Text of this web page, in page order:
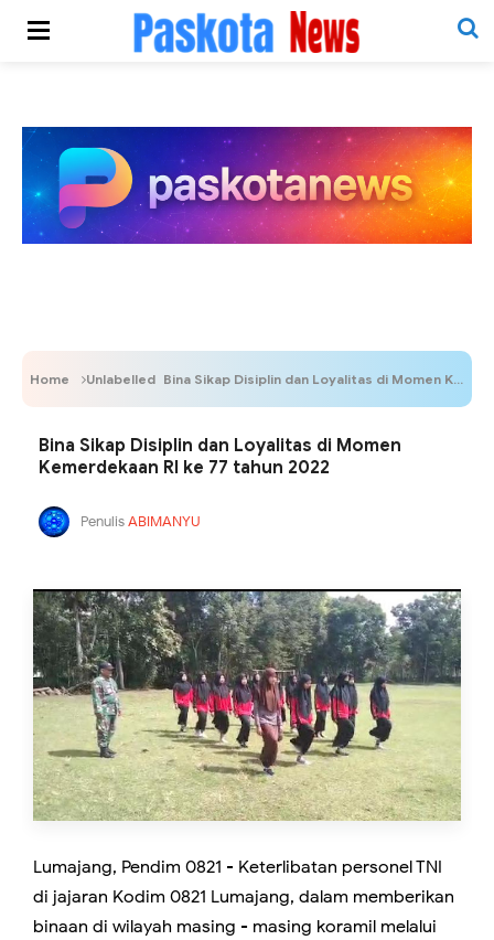
Home Unlabelled Bina Sikap Disiplin dan Loyalitas di Momen Kemerdekaan RI ke 77 tahun 2022
Bina Sikap Disiplin dan Loyalitas di Momen
Kemerdekaan RI ke 77 tahun 2022
PenulisABIMANYU
Lumajang, Pendim 0821 - Keterlibatan personel TNI
di jajaran Kodim 0821 Lumajang, dalam memberikan
binaan di wilayah masing - masing koramil melalui